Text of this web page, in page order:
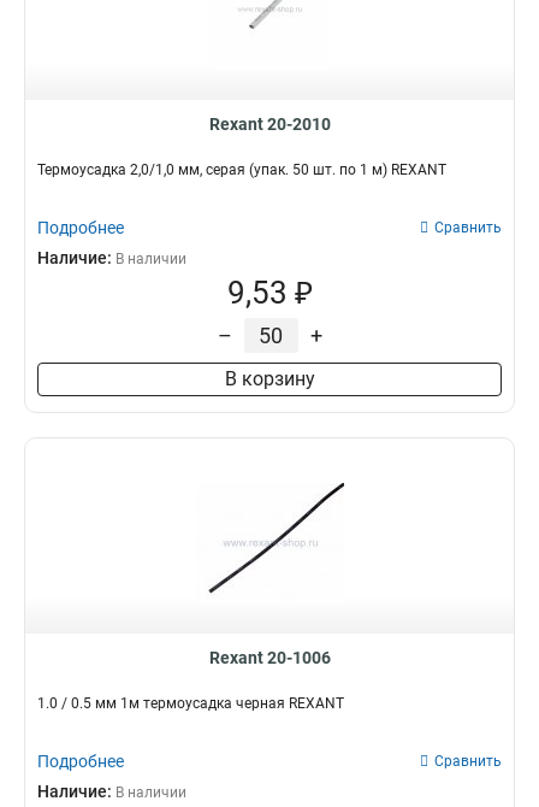
Rexant 20-2010
Термоусадка 2,0/1,0 мм, серая (упак. 50 шт. по 1 м) REXANT
Подробнее Сравнить
Наличие: В наличии
9,53 ₽
– +
В корзину
Rexant 20-1006
1.0 / 0.5 мм 1м термоусадка черная REXANT
Подробнее Сравнить
Наличие: В наличии